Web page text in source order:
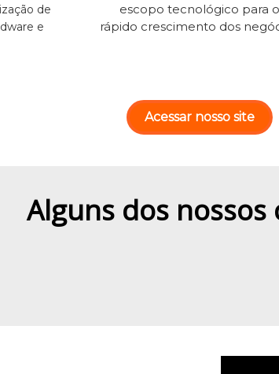
de
e
escopo tecnológico para o
rápido crescimento dos
Acessar nosso site
Alguns dos nossos